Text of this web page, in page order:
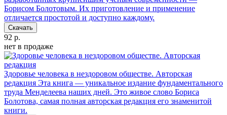
Борисом Болотовым. Их приготовление и применение
отличается простотой и доступно каждому.
Скачать
92 р.
нет в продаже
Здоровье человека в нездоровом обществе. Авторская
редакция Эта книга — уникальное издание фундаментального
труда Менделеева наших дней. Это живое слово Бориса
Болотова, самая полная авторская редакция его знаменитой
книги.